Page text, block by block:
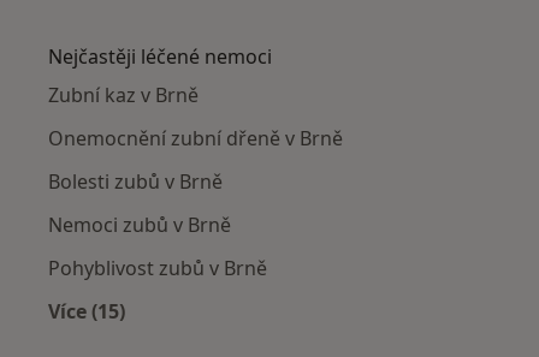
Nejčastěji léčené nemoci
Zubní kaz v Brně
Onemocnění zubní dřeně v Brně
Bolesti zubů v Brně
Nemoci zubů v Brně
Pohyblivost zubů v Brně
Více (15)